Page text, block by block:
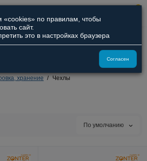
8 (800) 551-09-94
8 (929) 836-66-51
хранение Чехлы
По умолчанию
по правилам, чтобы
сайт.
это в настройках браузера
Согласен